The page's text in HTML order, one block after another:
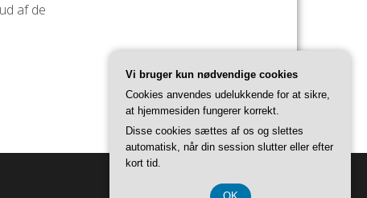
af de
Vi bruger kun nødvendige cookies
Cookies anvendes udelukkende for at sikre,
at hjemmesiden fungerer korrekt.
Disse cookies sættes af os og slettes
automatisk, når din session slutter eller efter
kort tid.